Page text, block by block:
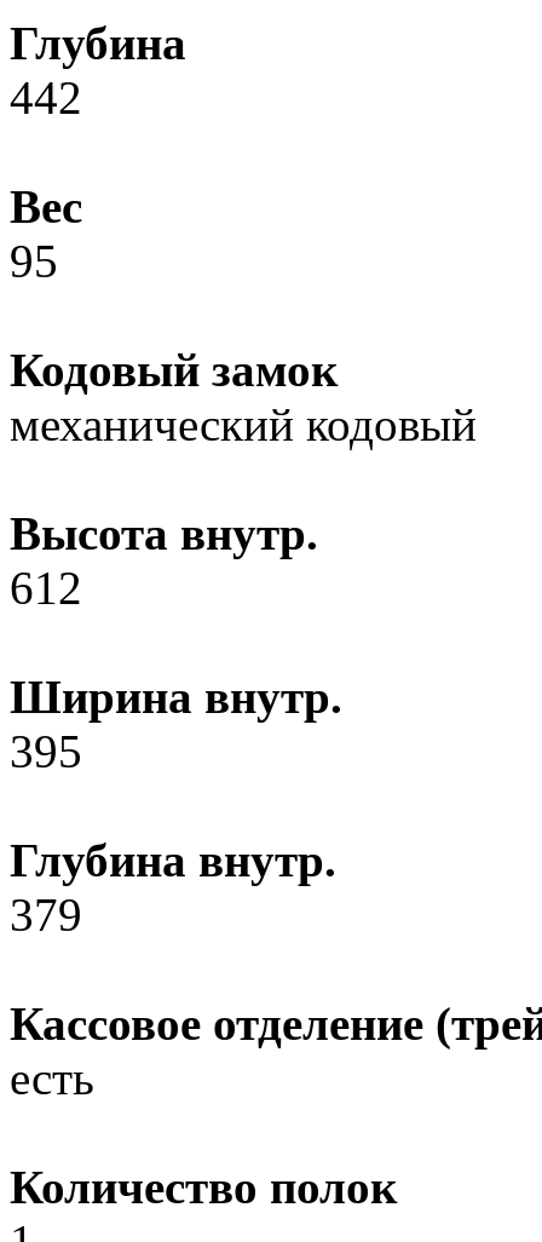
Глубина
442
Вес
95
Кодовый замок
механический кодовый
Высота внутр.
612
Ширина внутр.
395
Глубина внутр.
379
Кассовое отделение
есть
Количество полок